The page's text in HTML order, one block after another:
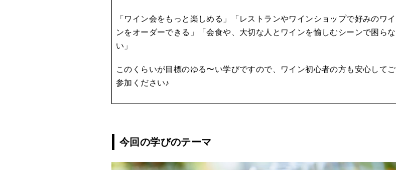
「ワイン会をもっと楽しめる」「レストランやワインショップで好みのワイ
ンをオーダーできる」「会食や、大切な人とワインを愉しむシーンで困らな
い」
このくらいが目標のゆる〜い学びですので、ワイン初心者の方も安心してご
参加ください♪
今回の学びのテーマ